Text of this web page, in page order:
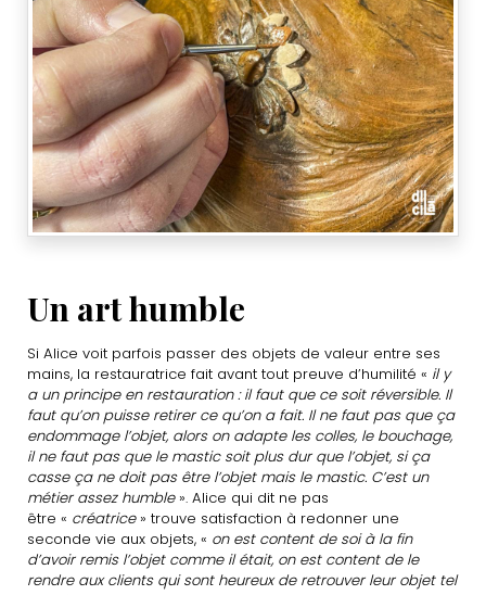
Un art humble
Si Alice voit parfois passer des objets de valeur entre ses
mains, la restauratrice fait avant tout preuve d’humilité « il y
a un principe en restauration : il faut que ce soit réversible. Il
faut qu’on puisse retirer ce qu’on a fait. Il ne faut pas que ça
endommage l’objet, alors on adapte les colles, le bouchage,
il ne faut pas que le mastic soit plus dur que l’objet, si ça
casse ça ne doit pas être l’objet mais le mastic. C’est un
métier assez humble». Alice qui dit ne pas
être « créatrice» trouve satisfaction à redonner une
seconde vie aux objets, « on est content de soi à la fin
d’avoir remis l’objet comme il était, on est content de le
rendre aux clients qui sont heureux de retrouver leur objet tel